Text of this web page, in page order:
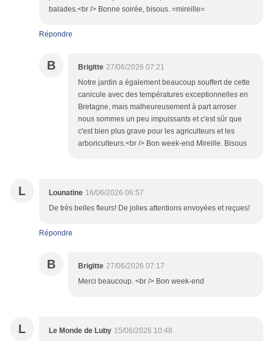
balades.<br /> Bonne soirée, bisous. =mireille=
Répondre
B Brigitte 27/06/2026 07:21
Notre jardin a également beaucoup souffert de cette
canicule avec des températures exceptionnelles en
Bretagne, mais malheureusement à part arroser
nous sommes un peu impuissants et c'est sûr que
c'est bien plus grave pour les agriculteurs et les
arboriculteurs.<br /> Bon week-end Mireille. Bisous
L Lounatine 16/06/2026 06:57
De très belles fleurs! De jolies attentions envoyées et reçues!
Répondre
B Brigitte 27/06/2026 07:17
Merci beaucoup. <br /> Bon week-end
L Le Monde de Luby 15/06/2026 10:48